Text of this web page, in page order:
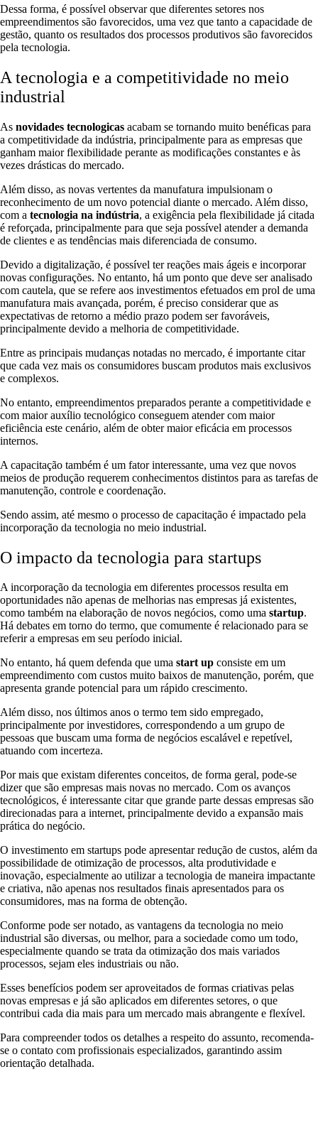
Dessa forma, é possível observar que diferentes setores nos
empreendimentos são favorecidos, uma vez que tanto a capacidade de
gestão, quanto os resultados dos processos produtivos são favorecidos
pela tecnologia.
A tecnologia e a competitividade no meio
industrial
As novidades tecnologicas acabam se tornando muito benéficas para
a competitividade da indústria, principalmente para as empresas que
ganham maior flexibilidade perante as modificações constantes e às
vezes drásticas do mercado.
Além disso, as novas vertentes da manufatura impulsionam o
reconhecimento de um novo potencial diante o mercado. Além disso,
com a tecnologia na indústria, a exigência pela flexibilidade já citada
é reforçada, principalmente para que seja possível atender a demanda
de clientes e as tendências mais diferenciada de consumo.
Devido a digitalização, é possível ter reações mais ágeis e incorporar
novas configurações. No entanto, há um ponto que deve ser analisado
com cautela, que se refere aos investimentos efetuados em prol de uma
manufatura mais avançada, porém, é preciso considerar que as
expectativas de retorno a médio prazo podem ser favoráveis,
principalmente devido a melhoria de competitividade.
Entre as principais mudanças notadas no mercado, é importante citar
que cada vez mais os consumidores buscam produtos mais exclusivos
e complexos.
No entanto, empreendimentos preparados perante a competitividade e
com maior auxílio tecnológico conseguem atender com maior
eficiência este cenário, além de obter maior eficácia em processos
internos.
A capacitação também é um fator interessante, uma vez que novos
meios de produção requerem conhecimentos distintos para as tarefas de
manutenção, controle e coordenação.
Sendo assim, até mesmo o processo de capacitação é impactado pela
incorporação da tecnologia no meio industrial.
O impacto da tecnologia para startups
A incorporação da tecnologia em diferentes processos resulta em
oportunidades não apenas de melhorias nas empresas já existentes,
como também na elaboração de novos negócios, como uma startup.
Há debates em torno do termo, que comumente é relacionado para se
referir a empresas em seu período inicial.
No entanto, há quem defenda que uma start up consiste em um
empreendimento com custos muito baixos de manutenção, porém, que
apresenta grande potencial para um rápido crescimento.
Além disso, nos últimos anos o termo tem sido empregado,
principalmente por investidores, correspondendo a um grupo de
pessoas que buscam uma forma de negócios escalável e repetível,
atuando com incerteza.
Por mais que existam diferentes conceitos, de forma geral, pode-se
dizer que são empresas mais novas no mercado. Com os avanços
tecnológicos, é interessante citar que grande parte dessas empresas são
direcionadas para a internet, principalmente devido a expansão mais
prática do negócio.
O investimento em startups pode apresentar redução de custos, além da
possibilidade de otimização de processos, alta produtividade e
inovação, especialmente ao utilizar a tecnologia de maneira impactante
e criativa, não apenas nos resultados finais apresentados para os
consumidores, mas na forma de obtenção.
Conforme pode ser notado, as vantagens da tecnologia no meio
industrial são diversas, ou melhor, para a sociedade como um todo,
especialmente quando se trata da otimização dos mais variados
processos, sejam eles industriais ou não.
Esses benefícios podem ser aproveitados de formas criativas pelas
novas empresas e já são aplicados em diferentes setores, o que
contribui cada dia mais para um mercado mais abrangente e flexível.
Para compreender todos os detalhes a respeito do assunto, recomenda-
se o contato com profissionais especializados, garantindo assim
orientação detalhada.